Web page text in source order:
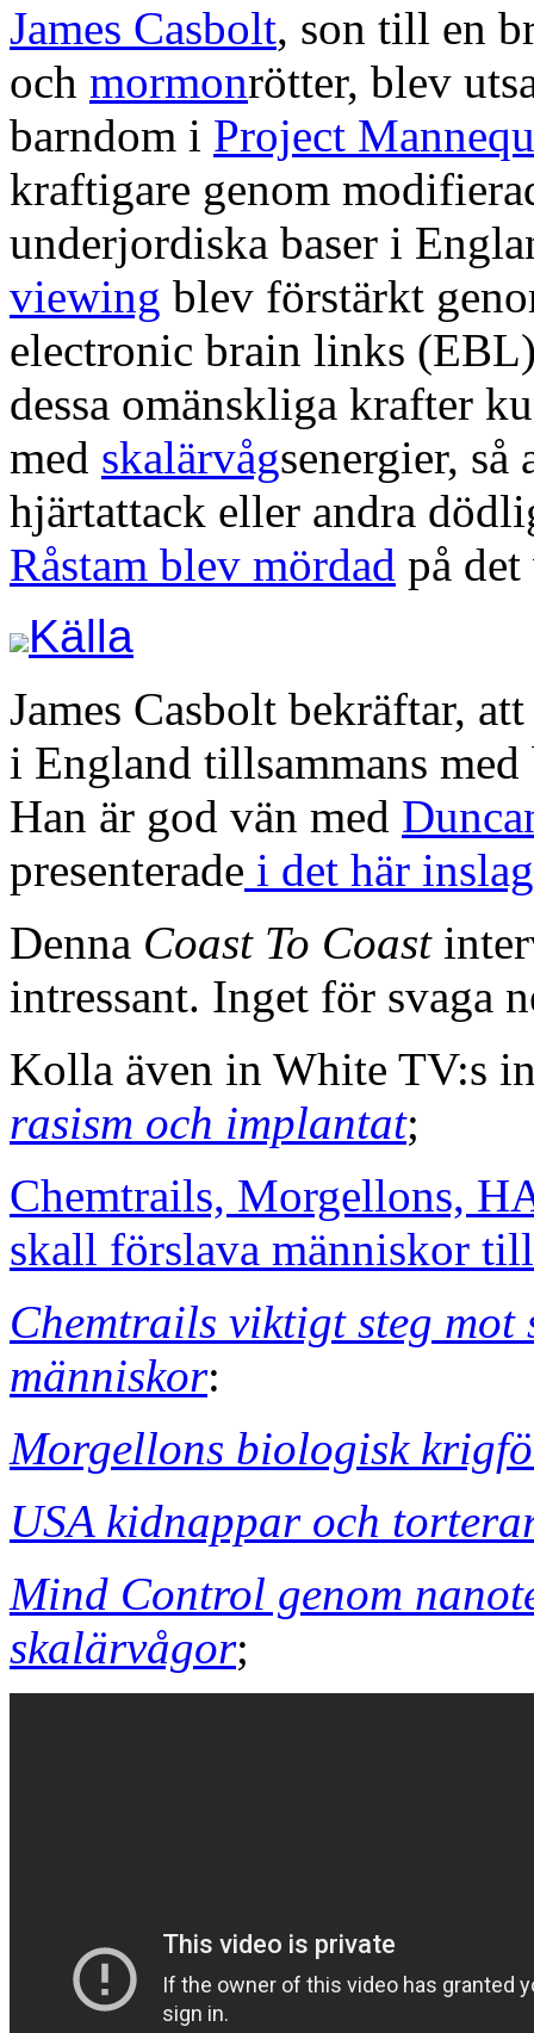
James Casbolt, son till en
och mormonrötter, blev
barndom i Project
kraftigare genom
underjordiska baser i
viewing blev förstärkt
electronic brain links
dessa omänskliga krafter
med skalärvågsenergier,
hjärtattack eller andra
Råstam blev mördad på
Källa
James Casbolt bekräftar,
i England tillsammans
Han är god vän med
presenterade i det här
Denna Coast To Coast
intressant. Inget för svaga
Kolla även in White TV:s
rasism och implantat;
Chemtrails, Morgellons,
skall förslava människor
Chemtrails viktigt steg
människor:
Morgellons biologisk
USA kidnappar och
Mind Control genom
skalärvågor;